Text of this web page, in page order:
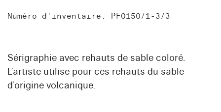
Numéro d'inventaire: PF0150/1-3/3
Sérigraphie avec rehauts de sable coloré.
L’artiste utilise pour ces rehauts du sable
d’origine volcanique.